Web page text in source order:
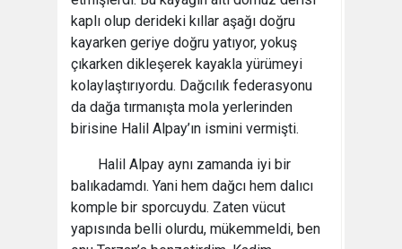
kaplı olup derideki kıllar aşağı doğru
kayarken geriye doğru yatıyor, yokuş
çıkarken dikleşerek kayakla yürümeyi
kolaylaştırıyordu. Dağcılık federasyonu
da dağa tırmanışta mola yerlerinden
birisine Halil Alpay’ın ismini vermişti.
Halil Alpay aynı zamanda iyi bir
balıkadamdı. Yani hem dağcı hem dalıcı
komple bir sporcuydu. Zaten vücut
yapısında belli olurdu, mükemmeldi, ben